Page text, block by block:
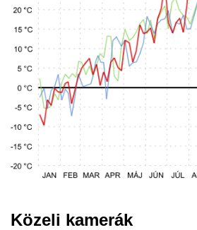
Közeli kamerák